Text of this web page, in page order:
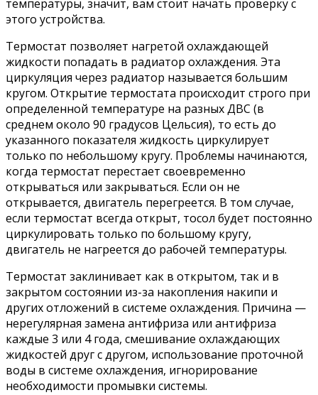
температуры, значит, вам стоит начать проверку с
этого устройства.
Термостат позволяет нагретой охлаждающей
жидкости попадать в радиатор охлаждения. Эта
циркуляция через радиатор называется большим
кругом. Открытие термостата происходит строго при
определенной температуре на разных ДВС (в
среднем около 90 градусов Цельсия), то есть до
указанного показателя жидкость циркулирует
только по небольшому кругу. Проблемы начинаются,
когда термостат перестает своевременно
открываться или закрываться. Если он не
открывается, двигатель перегреется. В том случае,
если термостат всегда открыт, тосол будет постоянно
циркулировать только по большому кругу,
двигатель не нагреется до рабочей температуры.
Термостат заклинивает как в открытом, так и в
закрытом состоянии из-за накопления накипи и
других отложений в системе охлаждения. Причина —
нерегулярная замена антифриза или антифриза
каждые 3 или 4 года, смешивание охлаждающих
жидкостей друг с другом, использование проточной
воды в системе охлаждения, игнорирование
необходимости промывки системы.